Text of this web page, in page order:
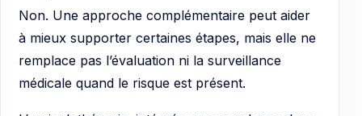
Non. Une approche complémentaire peut aider
à mieux supporter certaines étapes, mais elle ne
remplace pas l’évaluation ni la surveillance
médicale quand le risque est présent.